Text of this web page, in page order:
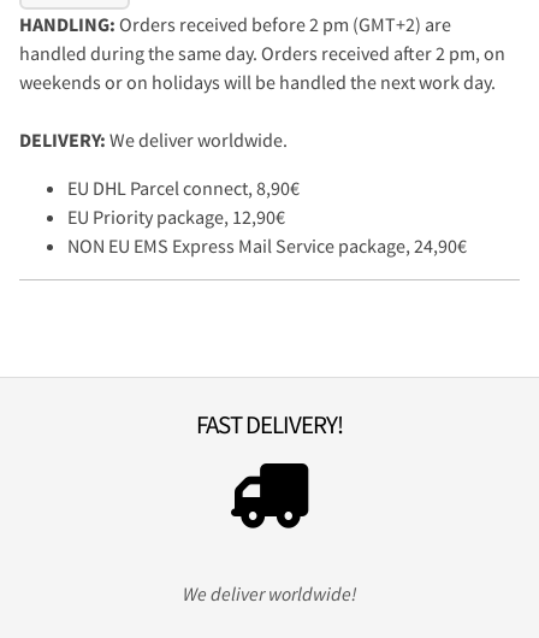
HANDLING: Orders received before 2 pm (GMT+2) are
handled during the same day. Orders received after 2 pm, on
weekends or on holidays will be handled the next work day.
DELIVERY: We deliver worldwide.
EU DHL Parcel connect, 8,90€
EU Priority package, 12,90€
NON EU EMS Express Mail Service package, 24,90€
FAST DELIVERY!
We deliver worldwide!